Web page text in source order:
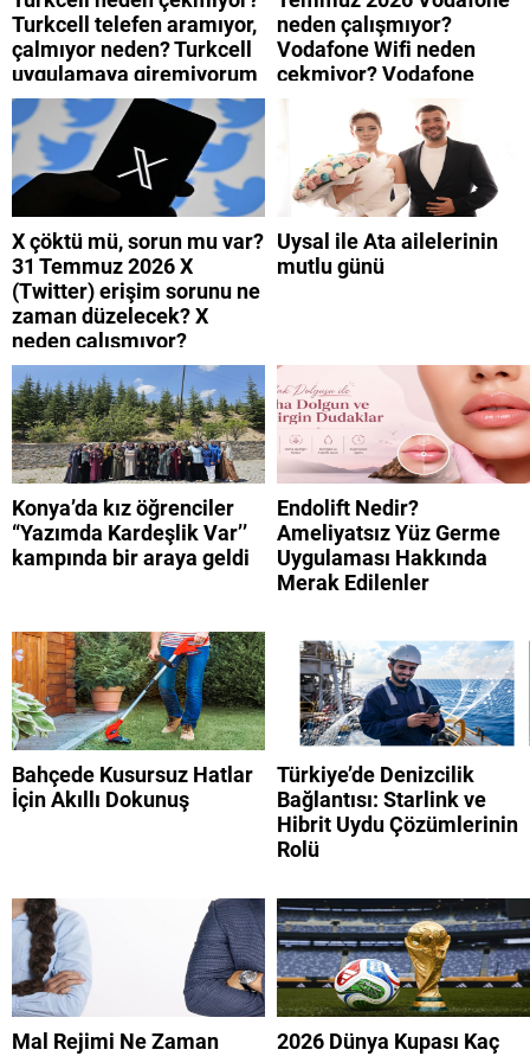
Turkcell telefen aramıyor,
çalmıyor neden? Turkcell
uygulamaya giremiyorum
neden? Turkcell internet
neden yavaş?
neden çalışmıyor?
Vodafone Wifi neden
çekmiyor? Vodafone
mobil uygulamaya neden
giremiyorum?
X çöktü mü, sorun mu var?
31 Temmuz 2026 X
(Twitter) erişim sorunu ne
zaman düzelecek? X
neden çalışmıyor?
Uysal ile Ata ailelerinin
mutlu günü
Konya’da kız öğrenciler
“Yazımda Kardeşlik Var’’
kampında bir araya geldi
Endolift Nedir?
Ameliyatsız Yüz Germe
Uygulaması Hakkında
Merak Edilenler
Bahçede Kusursuz Hatlar
İçin Akıllı Dokunuş
Türkiye’de Denizcilik
Bağlantısı: Starlink ve
Hibrit Uydu Çözümlerinin
Rolü
Mal Rejimi Ne Zaman
2026 Dünya Kupası Kaç